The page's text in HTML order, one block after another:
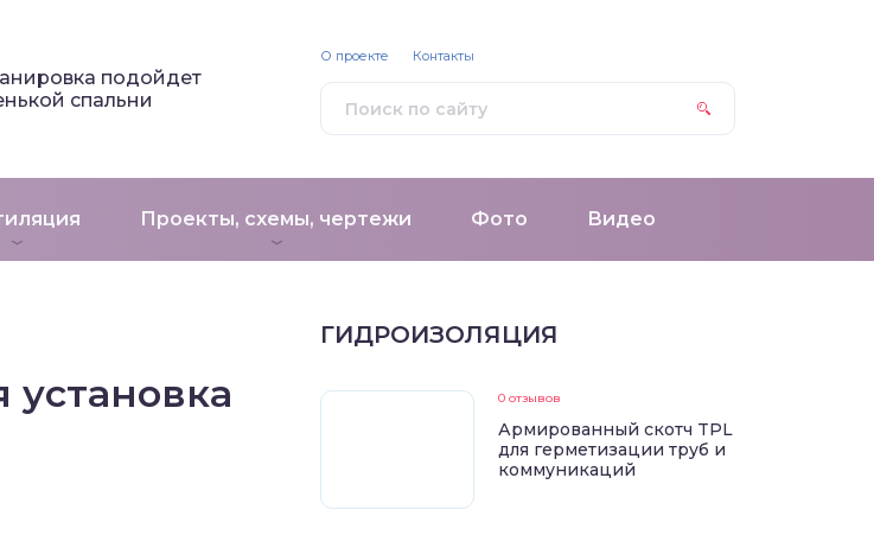
подойдет
спальни
Проекты, схемы, чертежи Фото Видео
О проекте Контакты
ГИДРОИЗОЛЯЦИЯ
0 отзывов
Армированный скотч TPL
для герметизации труб и
коммуникаций